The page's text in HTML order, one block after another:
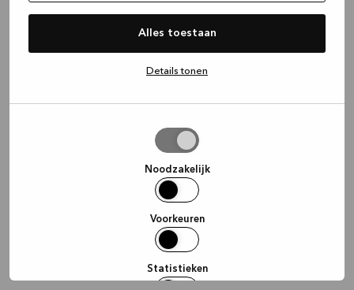
Alles toestaan
Details tonen
Noodzakelijk
Voorkeuren
Statistieken